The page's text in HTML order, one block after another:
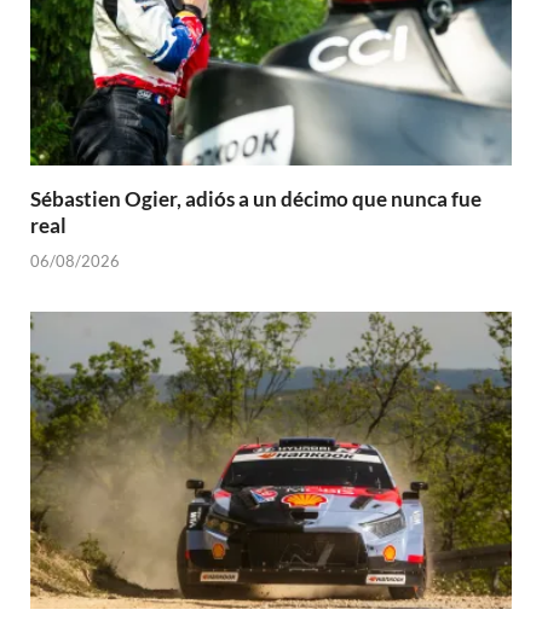
Sébastien Ogier, adiós a un décimo que nunca fue
real
06/08/2026